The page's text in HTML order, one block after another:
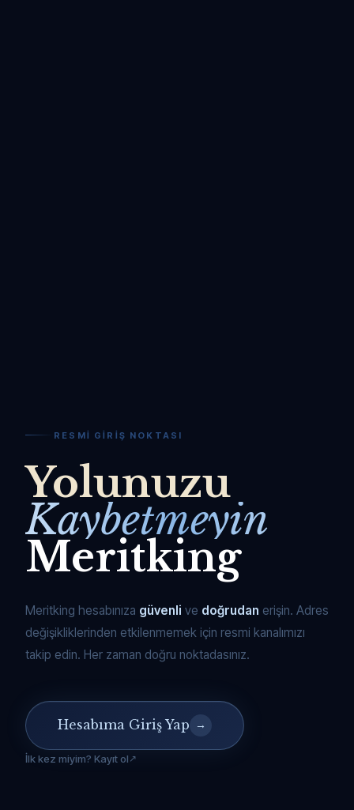
RESMI GIRIŞ NOKTASI
Yolunuzu
Kaybetmeyin
Meritking
Meritking hesabınıza güvenli ve doğrudan erişin. Adres
değişikliklerinden etkilenmemek için resmi kanalımızı
takip edin. Her zaman doğru noktadasınız.
Hesabıma Giriş Yap →
İlk kez miyim? Kayıt ol